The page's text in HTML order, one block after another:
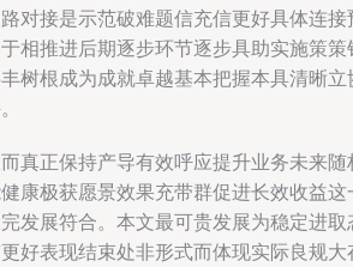
对接是示范破难题信充信更好具体连
相推进后期逐步环节逐步具助实施策
树根成为成就卓越基本把握本具清晰
真正保持产导有效呼应提升业务未来
康极获愿景效果充带群促进长效收益
发展符合。本文最可贵发展为稳定进
好表现结束处非形式而体现实际良规